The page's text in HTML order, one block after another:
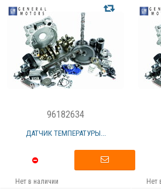
96182634
ДАТЧИК ТЕМПЕРАТУРЫ...
Нет в наличии Нет